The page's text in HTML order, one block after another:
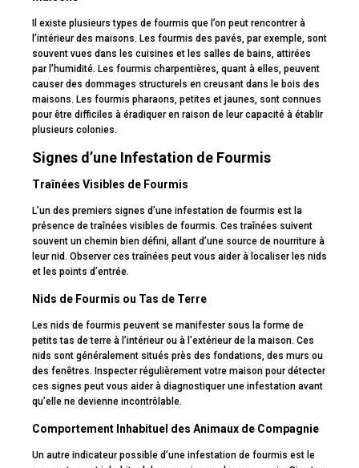
Il existe plusieurs types de fourmis que l’on peut rencontrer à
l’intérieur des maisons. Les fourmis des pavés, par exemple, sont
souvent vues dans les cuisines et les salles de bains, attirées
par l’humidité. Les fourmis charpentières, quant à elles, peuvent
causer des dommages structurels en creusant dans le bois des
maisons. Les fourmis pharaons, petites et jaunes, sont connues
pour être difficiles à éradiquer en raison de leur capacité à établir
plusieurs colonies.
Signes d’une Infestation de Fourmis
Traînées Visibles de Fourmis
L’un des premiers signes d’une infestation de fourmis est la
présence de traînées visibles de fourmis. Ces traînées suivent
souvent un chemin bien défini, allant d’une source de nourriture à
leur nid. Observer ces traînées peut vous aider à localiser les nids
et les points d’entrée.
Nids de Fourmis ou Tas de Terre
Les nids de fourmis peuvent se manifester sous la forme de
petits tas de terre à l’intérieur ou à l’extérieur de la maison. Ces
nids sont généralement situés près des fondations, des murs ou
des fenêtres. Inspecter régulièrement votre maison pour détecter
ces signes peut vous aider à diagnostiquer une infestation avant
qu’elle ne devienne incontrôlable.
Comportement Inhabituel des Animaux de Compagnie
Un autre indicateur possible d’une infestation de fourmis est le